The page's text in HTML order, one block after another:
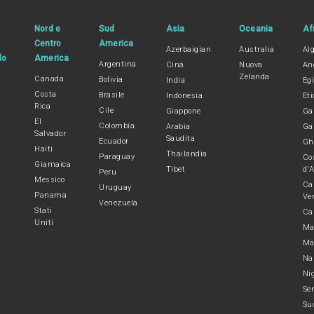
Nord e
Centro
America
Canada
Costa
Rica
El
Salvador
Haiti
Giamaica
Messico
Panama
Stati
Uniti
Sud
America
Argentina
Bolivia
Brasile
Cile
Colombia
Ecuador
Paraguay
Peru
Uruguay
Venezuela
Asia
Azerbaigian
Cina
India
Indonesia
Giappone
Arabia
Saudita
Thailandia
Tibet
Oceania
Australia
Nuova
Zelanda